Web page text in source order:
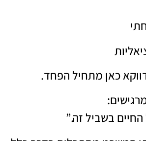
כאן מתחיל הפחד.
בשביל זה.”